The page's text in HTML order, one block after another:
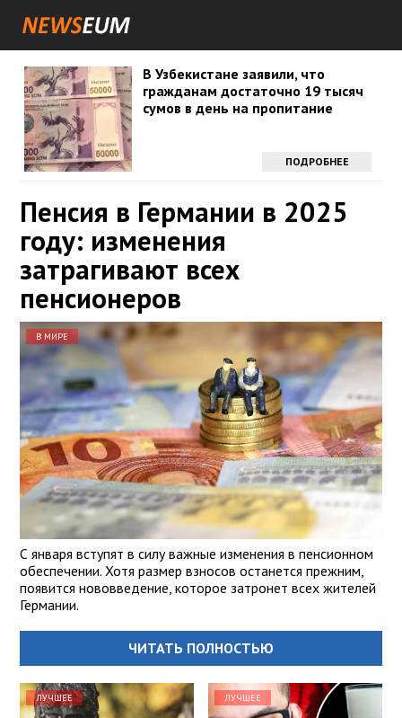
В Узбекистане заявили, что
гражданам достаточно 19 тысяч
сумов в день на пропитание
ПОДРОБНЕЕ
Пенсия в Германии в 2025
году: изменения
затрагивают всех
пенсионеров
В МИРЕ
С января вступят в силу важные изменения в пенсионном
обеспечении. Хотя размер взносов останется прежним,
появится нововведение, которое затронет всех жителей
Германии.
ЧИТАТЬ ПОЛНОСТЬЮ
ЛУЧШЕЕ ЛУЧШЕЕ